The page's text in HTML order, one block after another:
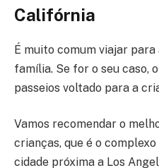
Califórnia
É muito comum viajar
família. Se for o seu caso,
passeios voltado para a
Vamos recomendar o
crianças, que é o complexo
cidade próxima a Los